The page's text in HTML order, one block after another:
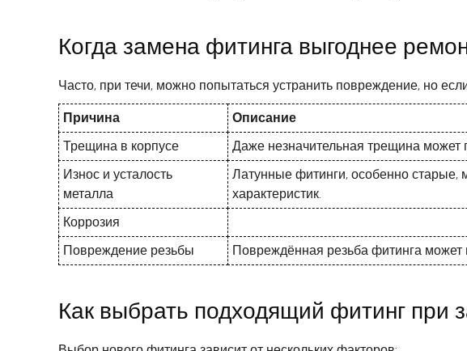
Когда замена фитинга выгоднее
Часто, при течи, можно попытаться устранить повреждение, но
Причина
Описание
Трещина в корпусе
Даже незначительная трещина может
Износ и усталость
металла
Латунные фитинги, особенно старые,
характеристик.
Коррозия
Повреждение резьбы
Повреждённая резьба фитинга может
Как выбрать подходящий фитинг при